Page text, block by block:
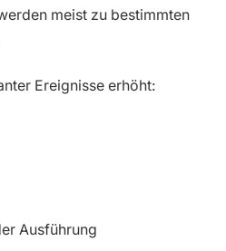
meist zu bestimmten
Ereignisse erhöht:
Ausführung